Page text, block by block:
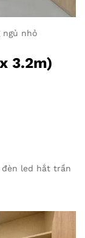
nhỏ
3.2m)
đèn led hắt trần